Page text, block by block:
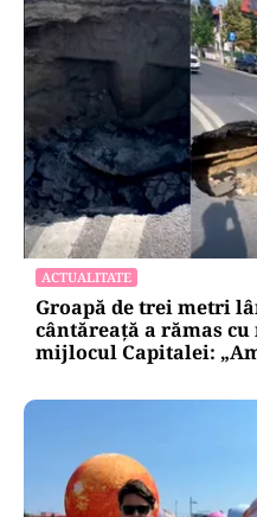
ACTUALITATE
Groapă de trei metri
cântăreață a rămas
mijlocul Capitalei: